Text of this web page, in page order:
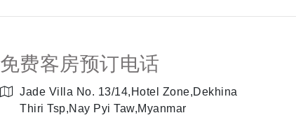
免费客房预订电话
Jade Villa No. 13/14,Hotel Zone,Dekhina
Thiri Tsp,Nay Pyi Taw,Myanmar